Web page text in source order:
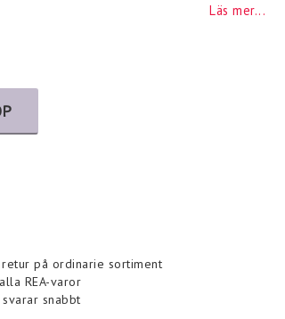
Läs mer...
på ordinarie sortiment
REA-varor
snabbt